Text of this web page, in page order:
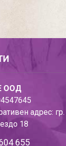
ООД
адрес:
18
655